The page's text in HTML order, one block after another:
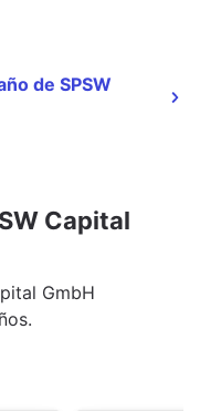
de SPSW
Capital
GmbH